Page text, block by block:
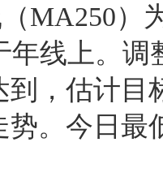
MA250）
年线上。
到，估计目
。今日最